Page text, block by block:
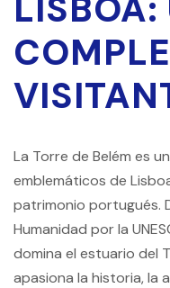
La Torre de Belém es
emblemáticos de
patrimonio portugués.
Humanidad por la
domina el estuario del
apasiona la historia, la